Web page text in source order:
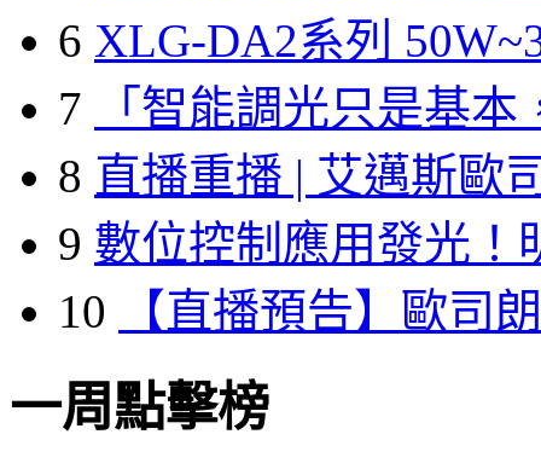
6 XLG-DA2系列
7
「智能調光只是基本
8 直播重播 | 艾邁斯歐
9 數位控制應用發光！
10
【直播預告】歐司
一周點擊榜